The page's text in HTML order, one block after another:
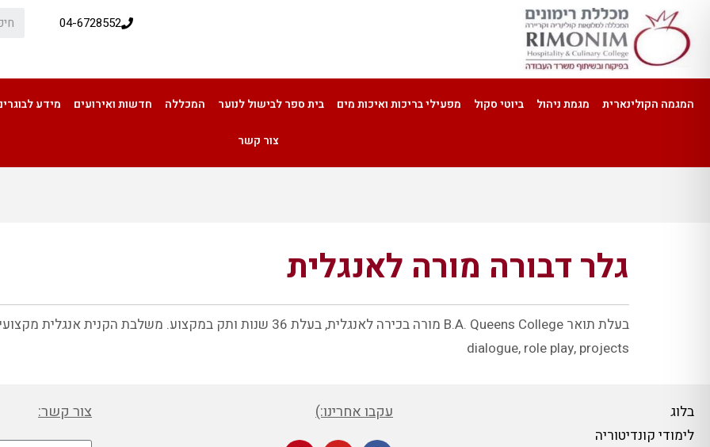
04-6728552
המגמה הקולינארית מגמת ניהול ביוטי סקול מפעילי בריכות ואיכות מים בית ספר לבישול לנוער המכללה חדשות ואירועים מידע
צור קשר
גלר דבורה מורה לאנגלית
בעלת תואר B.A. Queens College מורה בכירה לאנגלית, בעלת 36 שנות ותק במקצוע. משלבת הקנית אנגלית מקצועית בשלוב דינמיקה קבוצתית באמצעות–
dialogue, role play, projects
בלוג
לימודי קונדיטוריה
עקבו אחרינו:) צור קשר: